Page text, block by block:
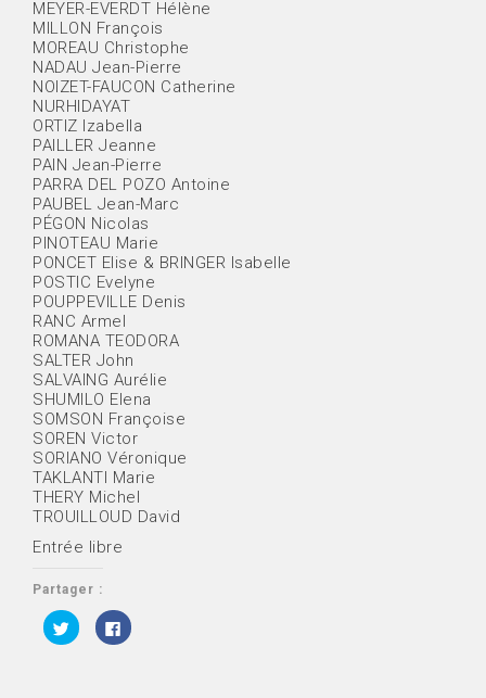
MEYER-EVERDT Hélène
MILLON François
MOREAU Christophe
NADAU Jean-Pierre
NOIZET-FAUCON Catherine
NURHIDAYAT
ORTIZ Izabella
PAILLER Jeanne
PAIN Jean-Pierre
PARRA DEL POZO Antoine
PAUBEL Jean-Marc
PÉGON Nicolas
PINOTEAU Marie
PONCET Elise & BRINGER Isabelle
POSTIC Evelyne
POUPPEVILLE Denis
RANC Armel
ROMANA TEODORA
SALTER John
SALVAING Aurélie
SHUMILO Elena
SOMSON Françoise
SOREN Victor
SORIANO Véronique
TAKLANTI Marie
THERY Michel
TROUILLOUD David
Entrée libre
Partager :
C
l
C
l